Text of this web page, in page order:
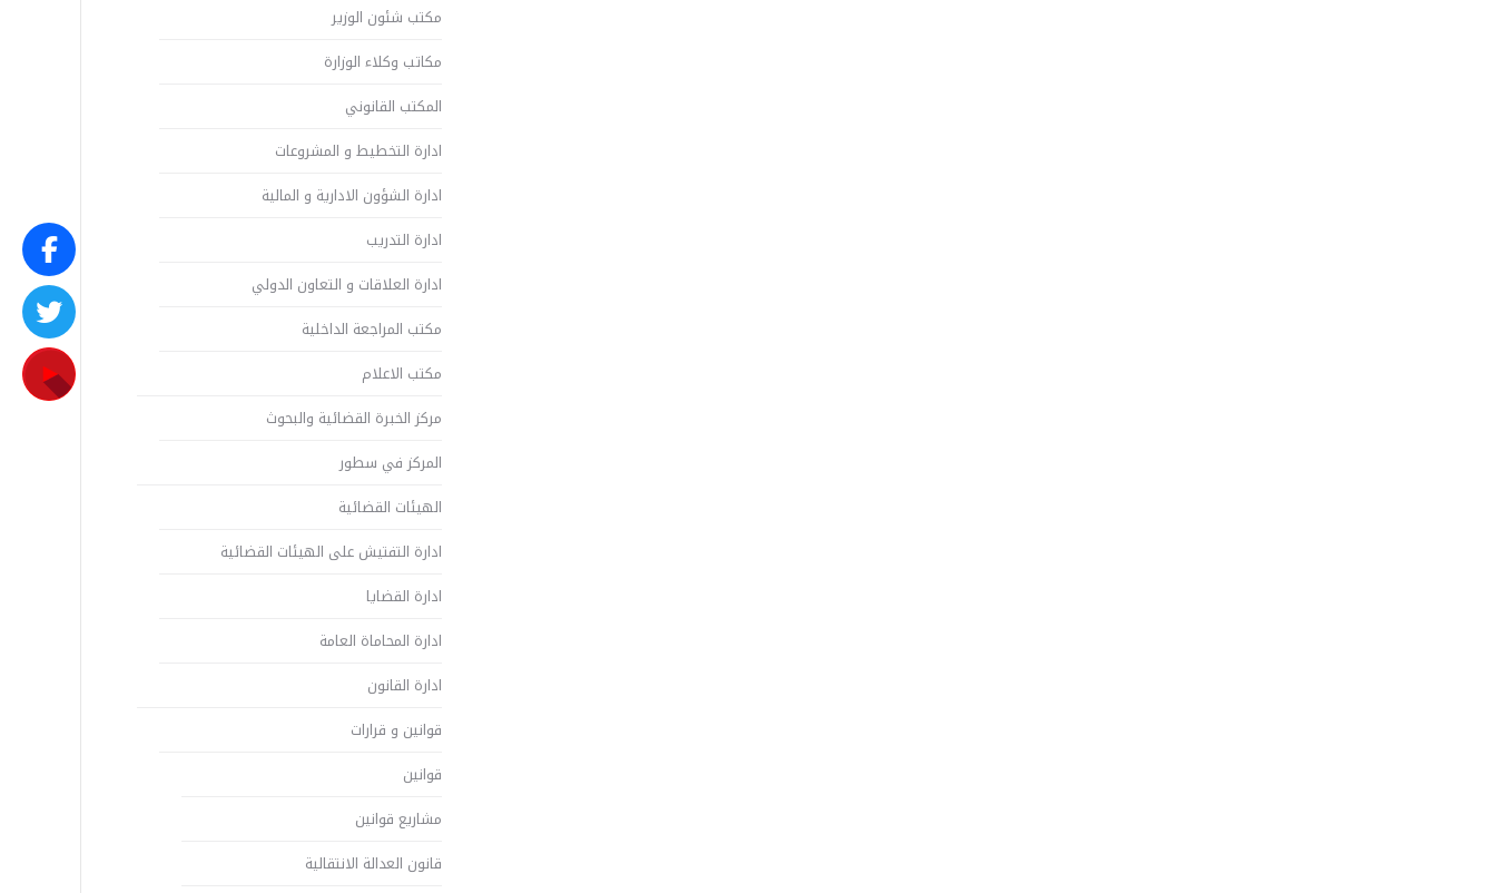
مكتب شئون الوزير
مكاتب وكلاء الوزارة
المكتب القانوني
ادارة التخطيط و المشروعات
ادارة الشؤون الادارية و المالية
ادارة التدريب
ادارة العلاقات و التعاون الدولي
مكتب المراجعة الداخلية
مكتب الاعلام
مركز الخبرة القضائية والبحوث
المركز في سطور
الهيئات القضائية
ادارة التفتيش على الهيئات القضائية
ادارة القضايا
ادارة المحاماة العامة
ادارة القانون
قوانين و قرارات
قوانين
مشاريع قوانين
قانون العدالة الانتقالية